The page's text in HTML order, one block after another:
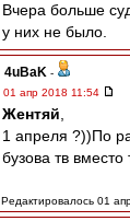
Вчера больше
у них не было.
4uBaK -
01 апр 2018 11:54
Жентяй
1 апреля ?))По
бузова тв вместо
Редактировалось 01